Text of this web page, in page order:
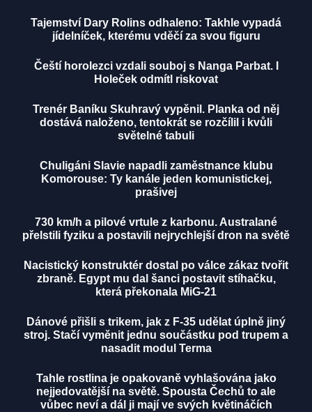
Tajemství Dary Rolins odhaleno: Takhle vypadá
jídelníček, kterému vděčí za svou figuru
Čeští horolezci vzdali souboj s Nanga Parbat. I
Holeček odmítl riskovat
Trenér Baníku Skuhravý vypěnil. Planka od něj
dostává naloženo, tentokrát se rozčílil i kvůli
světelné tabuli
Chuligáni Slavie napadli zaměstnance klubu
Komorouse: Ty kanále jeden komunistickej,
prašivej
730 km/h a pilové vrtule z karbonu. Australané
přelstili fyziku a postavili nejrychlejší dron na světě
Nacistický konstruktér dostal po válce zákaz tvořit
zbraně. Egypt mu dal šanci postavit stíhačku,
která překonala MiG-21
Dánové přišli s trikem, jak z F-35 udělat úplně jiný
stroj. Stačí vyměnit jednu součástku pod trupem a
nasadit modul Terma
Tahle rostlina je opakovaně vyhlašována jako
nejjedovatější na světě. Spousta Čechů to ale
vůbec neví a dál ji mají ve svých květináčích